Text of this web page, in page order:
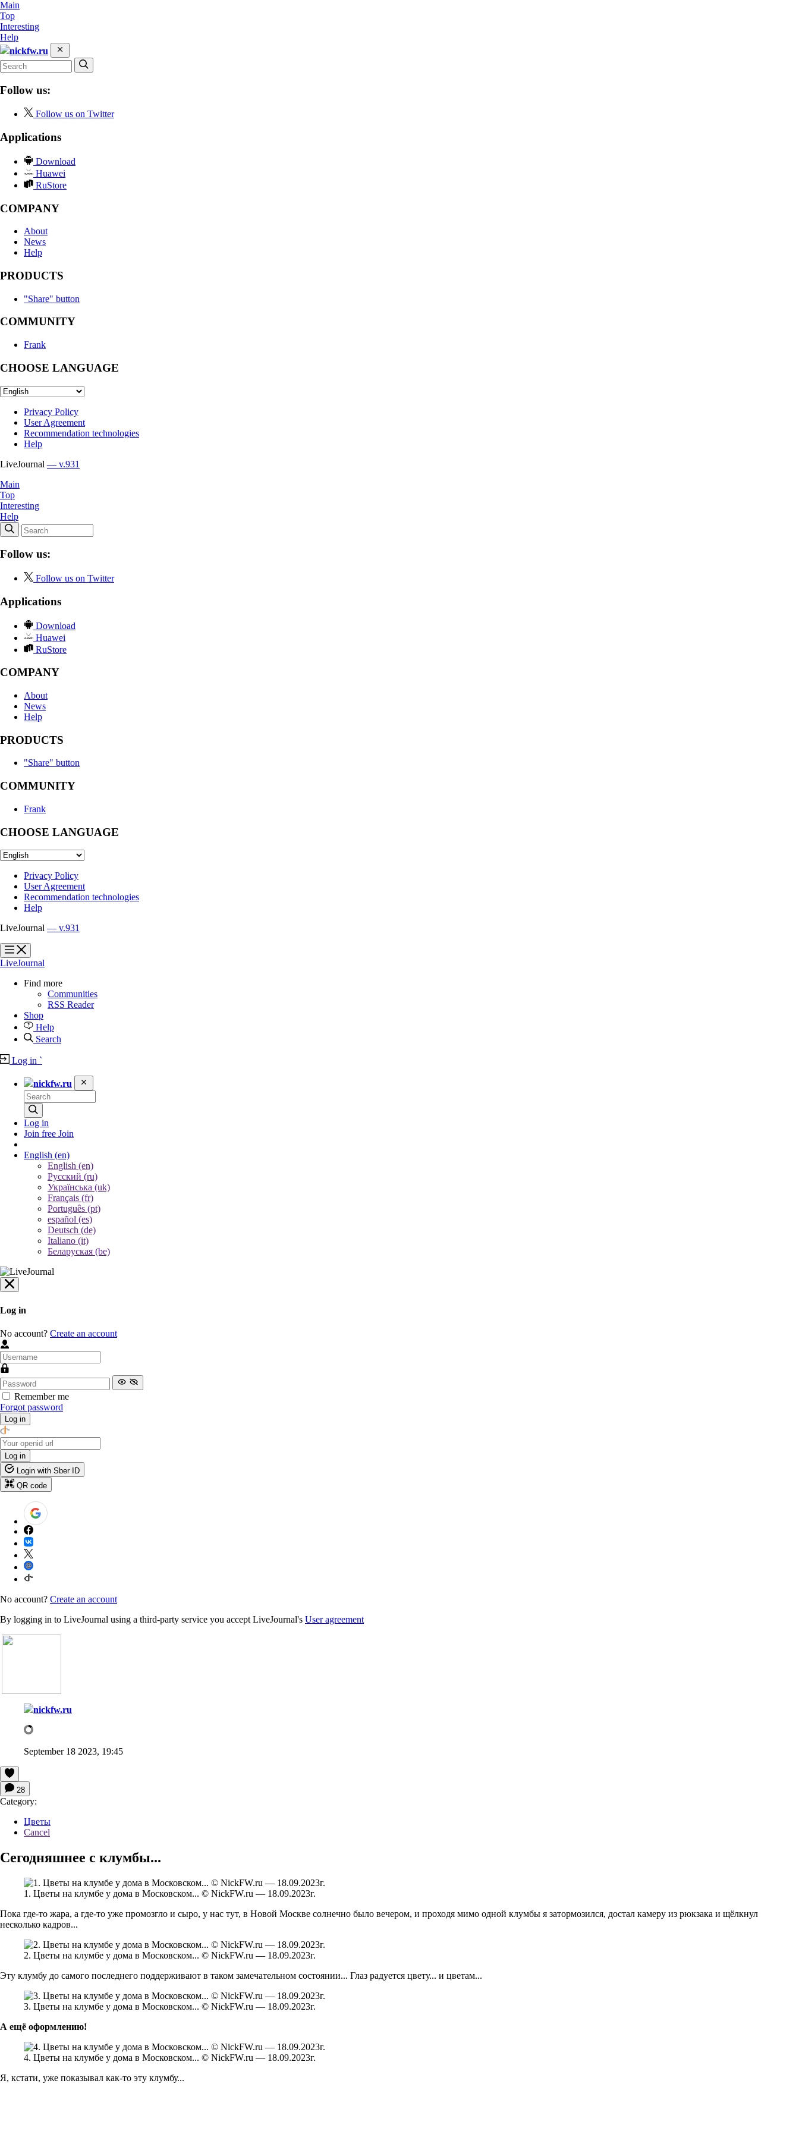
Main
Top
Interesting
Help
nickfw.ru
Follow us:
Follow us on Twitter
Applications
Download
Huawei
RuStore
COMPANY
About
News
Help
PRODUCTS
"Share" button
COMMUNITY
Frank
CHOOSE LANGUAGE
Privacy Policy
User Agreement
Recommendation technologies
Help
LiveJournal — v.931
Main
Top
Interesting
Help
Follow us:
Follow us on Twitter
Applications
Download
Huawei
RuStore
COMPANY
About
News
Help
PRODUCTS
"Share" button
COMMUNITY
Frank
CHOOSE LANGUAGE
Privacy Policy
User Agreement
Recommendation technologies
Help
LiveJournal — v.931
?
?
LiveJournal
Find more
Communities
RSS Reader
Shop
Help
Search
Log in `
nickfw.ru
Log in
Join free Join
English (en)
English (en)
Русский (ru)
Українська (uk)
Français (fr)
Português (pt)
español (es)
Deutsch (de)
Italiano (it)
Беларуская (be)
Log in
No account? Create an account
Remember me
Forgot password
Log in
Log in
Login with Sber ID
QR code
No account? Create an account
By logging in to LiveJournal using a third-party service you accept LiveJournal's User agreement
nickfw.ru
September 18 2023, 19:45
28
Category:
Цветы
Cancel
Сегодняшнее с клумбы...
1. Цветы на клумбе у дома в Московском... © NickFW.ru — 18.09.2023г.
Пока где-то жара, а где-то уже промозгло и сыро, у нас тут, в Новой Москве солнечно было вечером, и проходя мимо одной клумбы я затормозился, достал камеру из рюкзака и щёлкнул
несколько кадров...
2. Цветы на клумбе у дома в Московском... © NickFW.ru — 18.09.2023г.
Эту клумбу до самого последнего поддерживают в таком замечательном состоянии... Глаз радуется цвету... и цветам...
3. Цветы на клумбе у дома в Московском... © NickFW.ru — 18.09.2023г.
А ещё оформлению!
4. Цветы на клумбе у дома в Московском... © NickFW.ru — 18.09.2023г.
Я, кстати, уже показывал как-то эту клумбу...